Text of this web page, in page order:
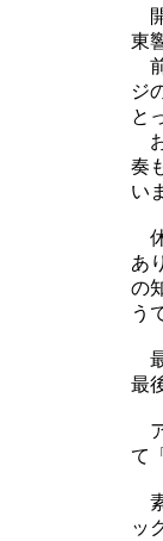
東
ジ
と
奏
い
あ
の
う
最
て
ッ